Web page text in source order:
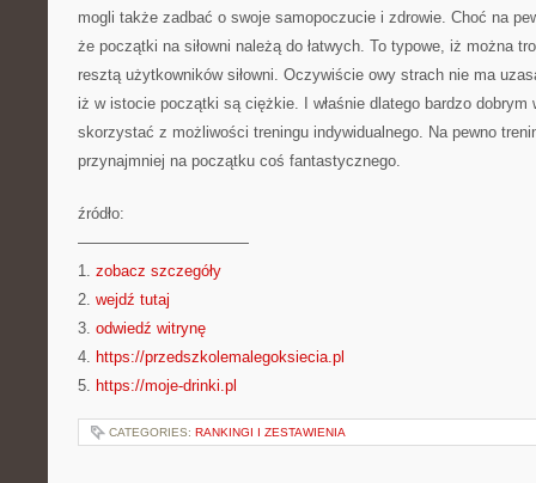
mogli także zadbać o swoje samopoczucie i zdrowie. Choć na
że początki na siłowni należą do łatwych. To typowe, iż można
resztą użytkowników siłowni. Oczywiście owy strach nie ma
iż w istocie początki są ciężkie. I właśnie dlatego bardzo
skorzystać z możliwości treningu indywidualnego. Na pewno
przynajmniej na początku coś fantastycznego.
źródło:
———————————
1. zobacz szczegóły
2. wejdź tutaj
3. odwiedź witrynę
4. https://przedszkolemalegoksiecia.pl
5. https://moje-drinki.pl
CATEGORIES: RANKINGI I ZESTAWIENIA